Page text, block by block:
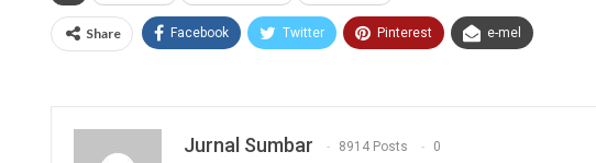
Share Facebook Twitter Pinterest e-mel
Jurnal Sumbar 8914 Posts 0